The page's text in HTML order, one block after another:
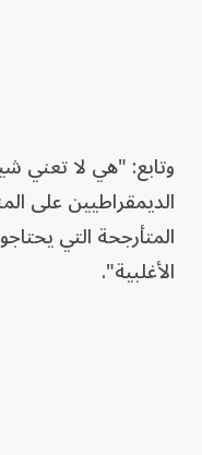
وتابع: "هي لا تعني
الديمقراطيين على
المتأرجحة التي
الأغلبية".